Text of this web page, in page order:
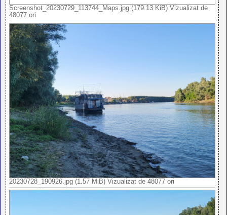
Screenshot_20230729_113744_Maps.jpg (179.13 KiB) Vizualizat de
48077 ori
20230728_190926.jpg (1.57 MiB) Vizualizat de 48077 ori